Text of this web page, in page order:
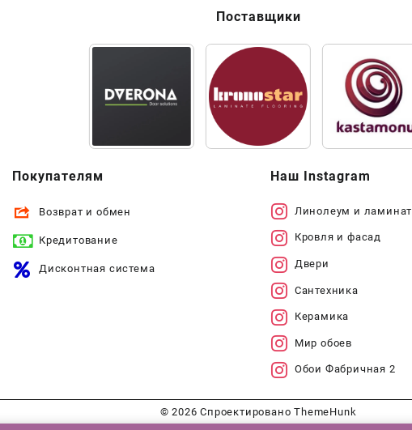
Поставщики
Покупателям
Возврат и обмен
Кредитование
Дисконтная система
Наш Instagram
Линолеум и ламинат
Кровля и фасад
Двери
Сантехника
Керамика
Мир обоев
Обои Фабричная 2
© 2026Спроектировано ThemeHunk